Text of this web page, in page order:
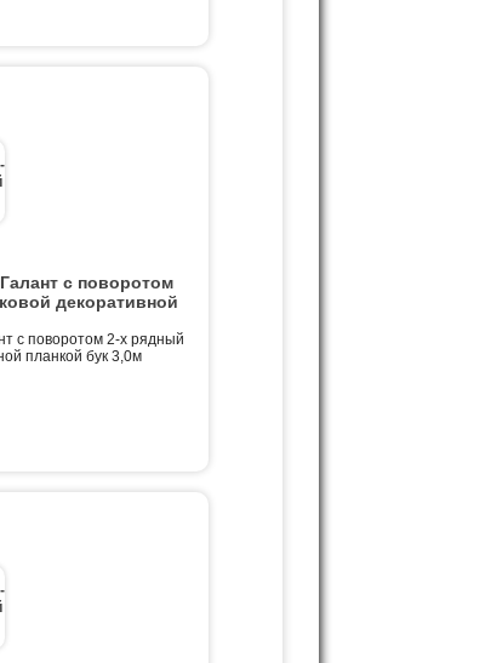
с поворотом
декоративной
с поворотом 2-х рядный
планкой бук 3,0м